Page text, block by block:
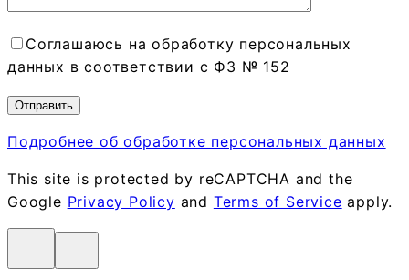
Соглашаюсь на обработку персональных
данных в соответствии с ФЗ № 152
Подробнее об обработке персональных данных
This site is protected by reCAPTCHA and the
Google Privacy Policy and Terms of Service apply.